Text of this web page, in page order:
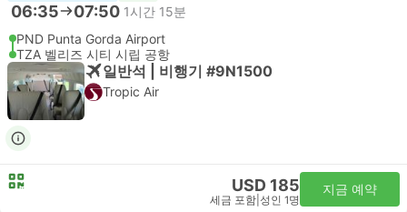
06:35 07:50 1시간 15분
PND Punta Gorda Airport
TZA 벨리즈 시티 시립 공항
일반석 | 비행기 #9N1500
Tropic Air
USD 185
세금 포함 성인 1명
지금 예약